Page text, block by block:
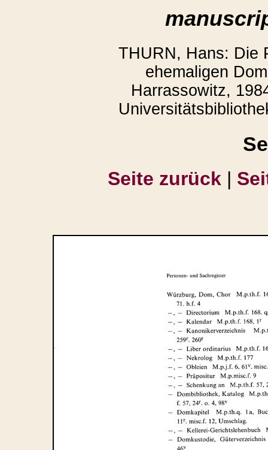
THURN, Hans: Die
ehemaligen
Harrassowitz,
Seite zurück |